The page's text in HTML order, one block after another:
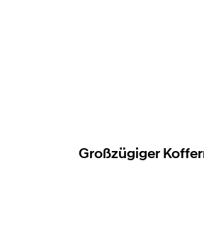
Großzügiger